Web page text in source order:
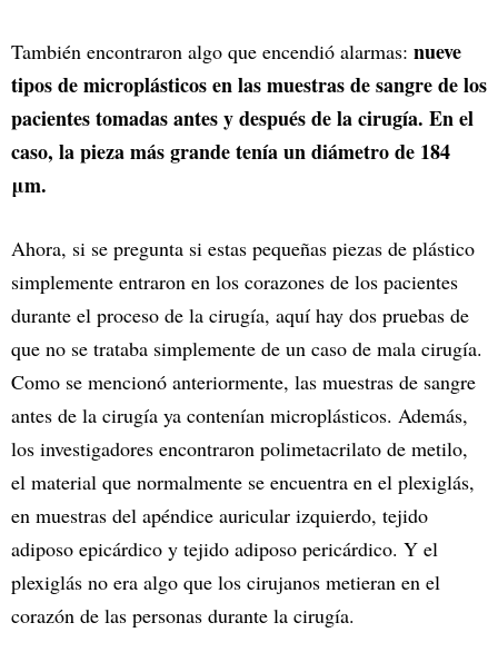
También encontraron algo que encendió alarmas: nueve
tipos de microplásticos en las muestras de sangre de los
pacientes tomadas antes y después de la cirugía. En el
caso, la pieza más grande tenía un diámetro de 184
μm.
Ahora, si se pregunta si estas pequeñas piezas de plástico
simplemente entraron en los corazones de los pacientes
durante el proceso de la cirugía, aquí hay dos pruebas de
que no se trataba simplemente de un caso de mala cirugía.
Como se mencionó anteriormente, las muestras de sangre
antes de la cirugía ya contenían microplásticos. Además,
los investigadores encontraron polimetacrilato de metilo,
el material que normalmente se encuentra en el plexiglás,
en muestras del apéndice auricular izquierdo, tejido
adiposo epicárdico y tejido adiposo pericárdico. Y el
plexiglás no era algo que los cirujanos metieran en el
corazón de las personas durante la cirugía.